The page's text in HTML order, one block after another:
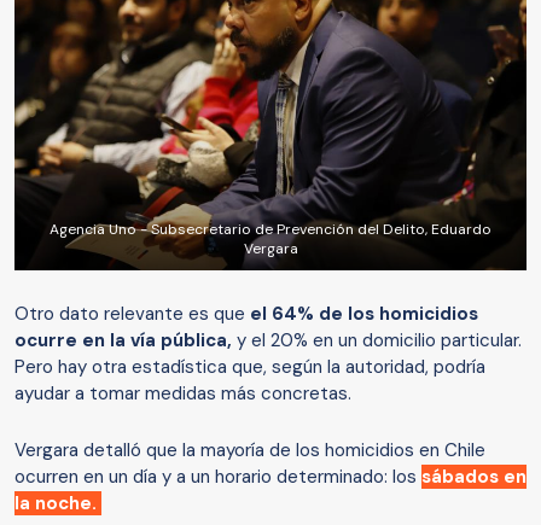
Agencia Uno - Subsecretario de Prevención del Delito, Eduardo
Vergara
Otro dato relevante es que el 64% de los homicidios
ocurre en la vía pública, y el 20% en un domicilio particular.
Pero hay otra estadística que, según la autoridad, podría
ayudar a tomar medidas más concretas.
Vergara detalló que la mayoría de los homicidios en Chile
ocurren en un día y a un horario determinado: los sábados en
la noche.